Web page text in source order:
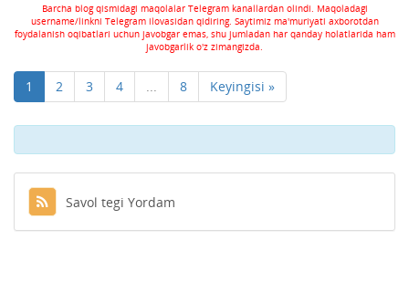
Barcha blog qismidagi maqolalar Telegram kanallardan olindi. Maqoladagi
username/linkni Telegram ilovasidan qidiring. Saytimiz ma'muriyati axborotdan
foydalanish oqibatlari uchun javobgar emas, shu jumladan har qanday holatlarida ham
javobgarlik o'z zimangizda.
1 2 3 4 8 Keyingisi »
Savol tegi Yordam